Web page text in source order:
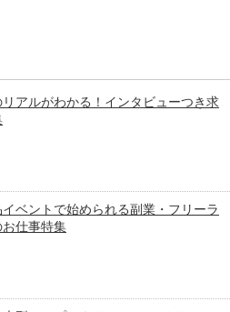
アルがわかる！インタビューつき求
ベントで始められる副業・フリーラ
お仕事特集